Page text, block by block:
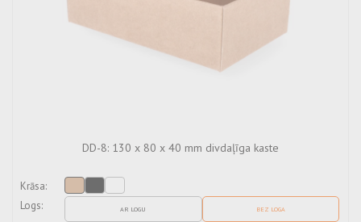
DD-8: 130 x 80 x 40 mm divdaļīga kaste
Krāsa:
Logs:
AR LOGU BEZ LOGA